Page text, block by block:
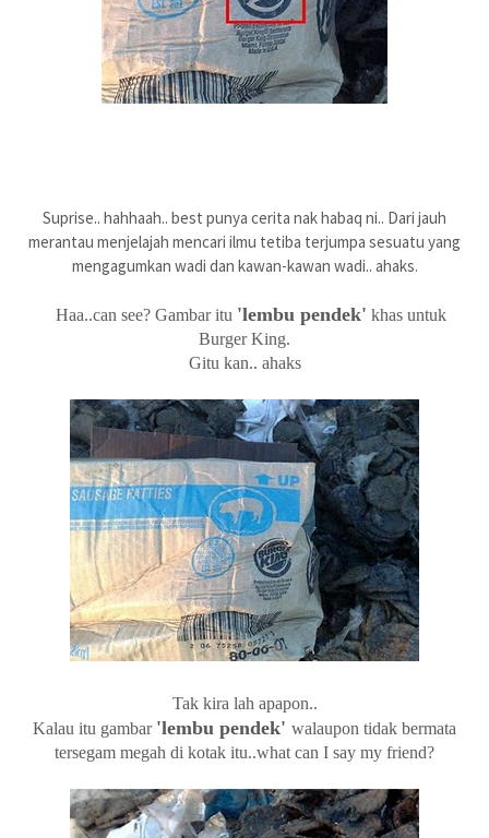
Suprise.. hahhaah.. best punya cerita nak habaq ni.. Dari jauh
merantau menjelajah mencari ilmu tetiba terjumpa sesuatu yang
mengagumkan wadi dan kawan-kawan wadi.. ahaks.
Haa..can see? Gambar itu 'lembu pendek' khas untuk
Burger King.
Gitu kan.. ahaks
Tak kira lah apapon..
Kalau itu gambar 'lembu pendek' walaupon tidak bermata
tersegam megah di kotak itu..what can I say my friend?